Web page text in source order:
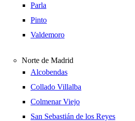
Parla
Pinto
Valdemoro
Norte de Madrid
Alcobendas
Collado Villalba
Colmenar Viejo
San Sebastián de los Reyes